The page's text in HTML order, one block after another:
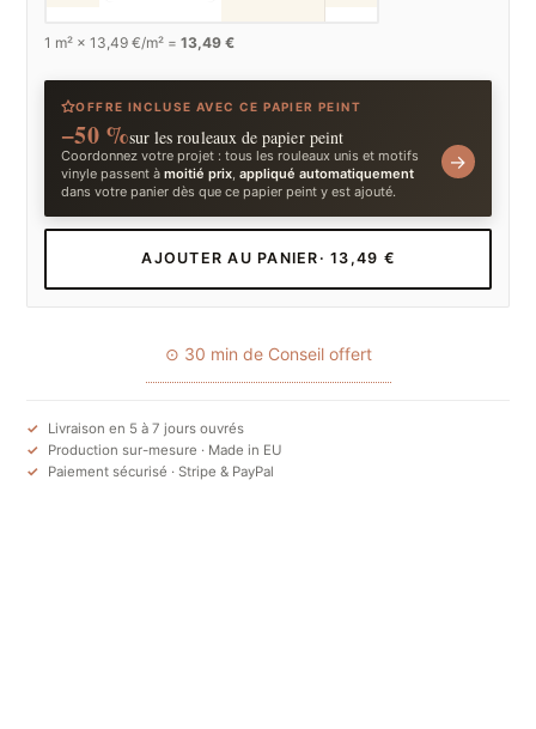
1 m² ×13,49 €/m² =13,49 €
OFFRE INCLUSE AVEC CE PAPIER PEINT
−50 %sur les rouleaux de papier peint
Coordonnez votre projet : tous les rouleaux unis et motifs
vinyle passent àmoitié prix,appliqué automatiquement
dans votre panier dès que ce papier peint y est ajouté.
→
AJOUTER AU PANIER · 13,49 €
⊙ 30 min de Conseil offert
Livraison en 5 à 7 jours ouvrés
Production sur-mesure · Made in EU
Paiement sécurisé · Stripe & PayPal